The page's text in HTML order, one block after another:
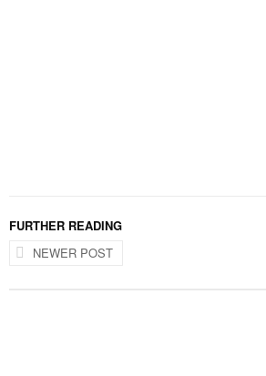
FURTHER READING
NEWER POST